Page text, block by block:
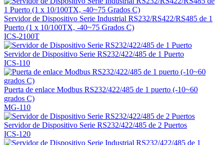
Servidor de Dispositivo Serie Industrial RS232/RS422/RS485 de 1
Puerto (1 x 10/100TX, -40~75 Grados C)
ICS-2100T
Servidor de Dispositivo Serie RS232/422/485 de 1 Puerto
ICS-110
Puerta de enlace Modbus RS232/422/485 de 1 puerto (-10~60
grados C)
MG-110
Servidor de Dispositivo Serie RS232/422/485 de 2 Puertos
ICS-120